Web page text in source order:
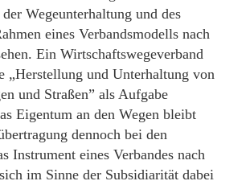
Wegeunterhaltung und des
eines Verbandsmodells nach
Ein Wirtschaftswegeverband
„Herstellung und Unterhaltung von
und Straßen” als Aufgabe
Eigentum an den Wegen bleibt
dennoch bei den
Instrument eines Verbandes nach
im Sinne der Subsidiarität dabei